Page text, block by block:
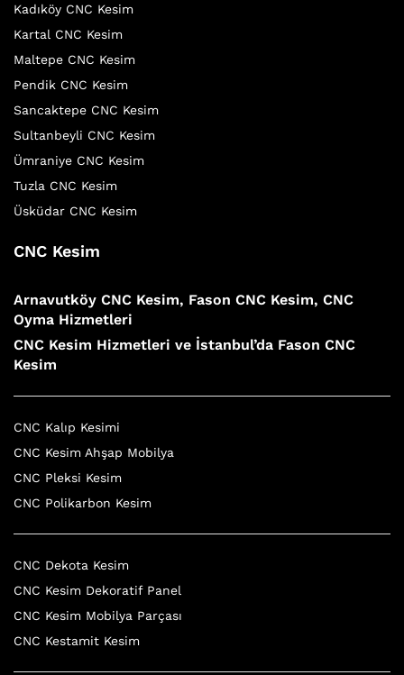
Kadıköy CNC Kesim
Kartal CNC Kesim
Maltepe CNC Kesim
Pendik CNC Kesim
Sancaktepe CNC Kesim
Sultanbeyli CNC Kesim
Ümraniye CNC Kesim
Tuzla CNC Kesim
Üsküdar CNC Kesim
CNC Kesim
Arnavutköy CNC Kesim, Fason CNC Kesim, CNC
Oyma Hizmetleri
CNC Kesim Hizmetleri ve İstanbul’da Fason CNC
Kesim
CNC Kalıp Kesimi
CNC Kesim Ahşap Mobilya
CNC Pleksi Kesim
CNC Polikarbon Kesim
CNC Dekota Kesim
CNC Kesim Dekoratif Panel
CNC Kesim Mobilya Parçası
CNC Kestamit Kesim